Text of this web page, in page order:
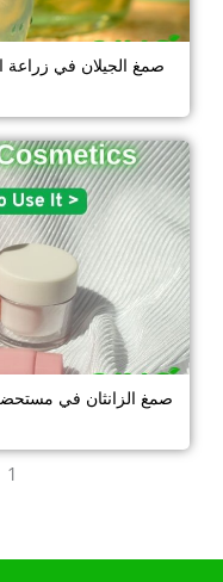
صمغ الجيلان في زراعة
صمغ الزانثان في
1